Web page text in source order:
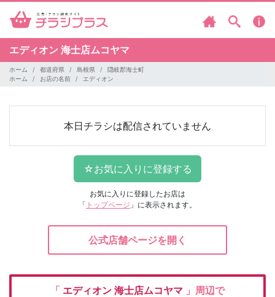
エディオン 海士店ムコヤマ
ホーム 都道府県 島根県
隠岐郡海士町
ホーム
お店の名前 エディオン
本日チラシは配信されていません
お気に入りに登録したお店は
「 トップページ 」に表示されます。
公式店舗ページを開く
「 エディオン 海士店ムコヤマ 」周辺で